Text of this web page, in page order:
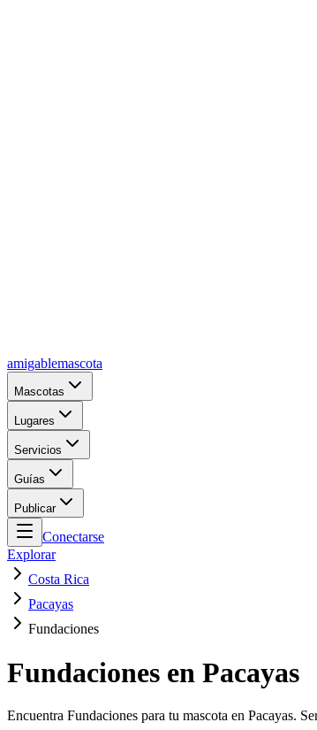
amigablemascota
Mascotas
Lugares
Servicios
Guías
Publicar
Conectarse
Explorar
Costa Rica
Pacayas
Fundaciones
Fundaciones en Pacayas
Encuentra Fundaciones para tu mascota en Pacayas.